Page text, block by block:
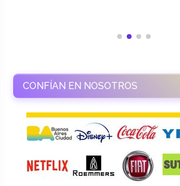
RAMASSO PRODUCTORA